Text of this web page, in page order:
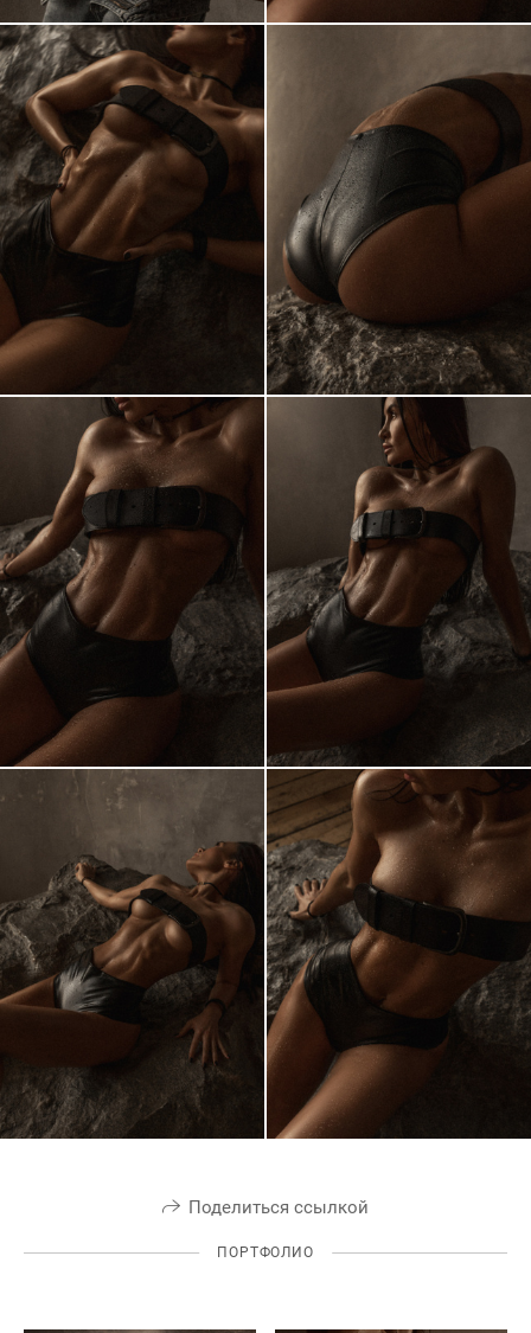
Поделиться ссылкой
ПОРТФОЛИО